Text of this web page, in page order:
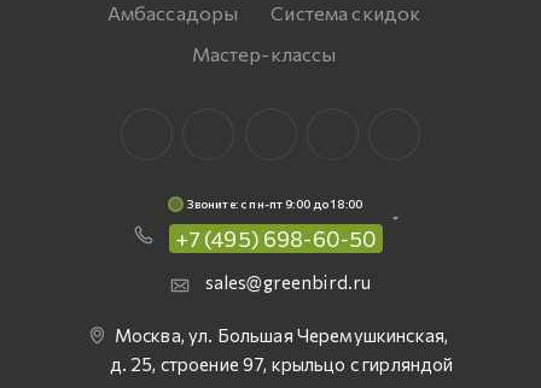
Амбассадоры
Система скидок
Мастер-классы
Звоните: c пн-пт 9:00 до 18:00
+7 (495) 698-60-50
sales@greenbird.ru
Москва, ул. Большая Черемушкинская,
д. 25, строение 97, крыльцо с гирляндой